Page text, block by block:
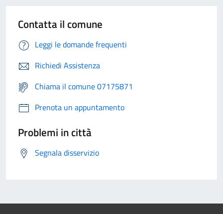
Contatta il comune
Leggi le domande frequenti
Richiedi Assistenza
Chiama il comune 07175871
Prenota un appuntamento
Problemi in città
Segnala disservizio